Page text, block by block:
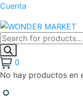
Cuenta
0
No hay productos en